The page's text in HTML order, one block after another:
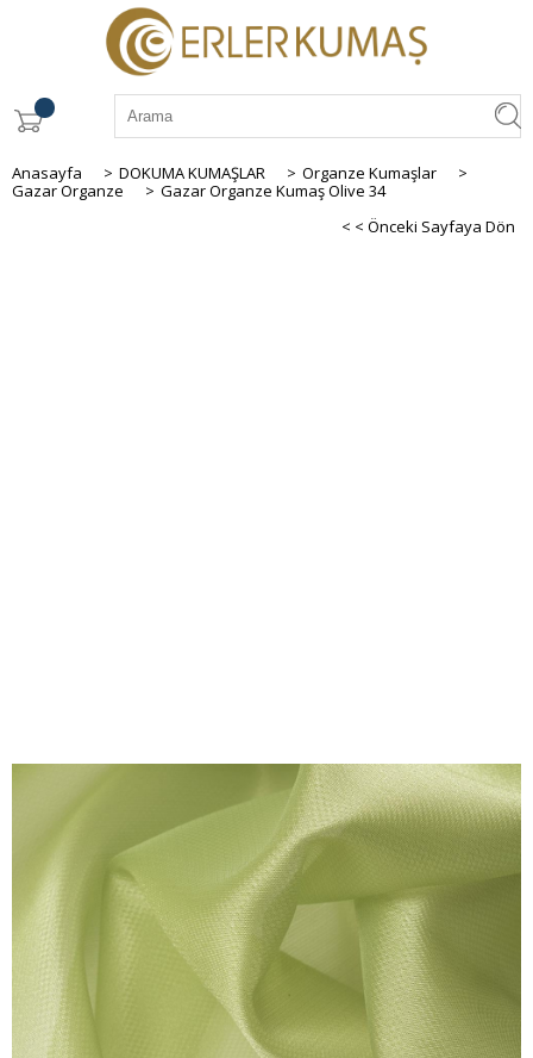
Anasayfa > DOKUMA KUMAŞLAR > Organze Kumaşlar
>
Gazar Organze
> Gazar Organze Kumaş Olive 34
< < Önceki Sayfaya Dön